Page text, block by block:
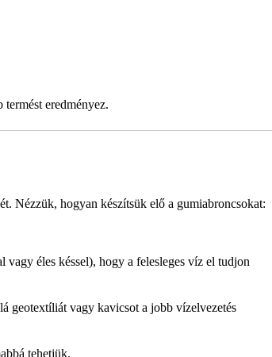
termést eredményez.
Nézzük, hogyan készítsük elő a gumiabroncsokat:
éles késsel), hogy a felesleges víz el tudjon
geotextíliát vagy kavicsot a jobb vízelvezetés
tehetjük.